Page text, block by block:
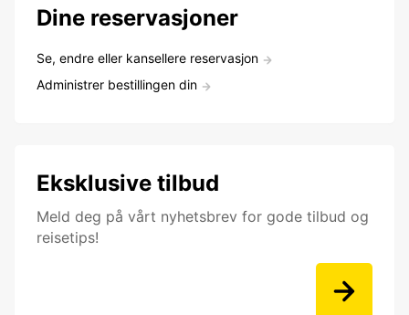
Dine reservasjoner
Se, endre eller kansellere reservasjon
Administrer bestillingen din
Eksklusive tilbud
Meld deg på vårt nyhetsbrev for gode tilbud og
reisetips!